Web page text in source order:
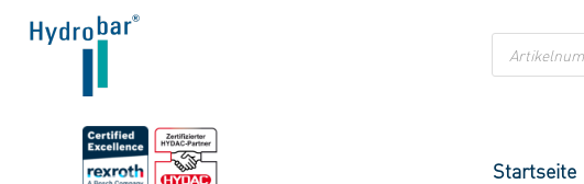
Inhalt
Products
search
Startseite